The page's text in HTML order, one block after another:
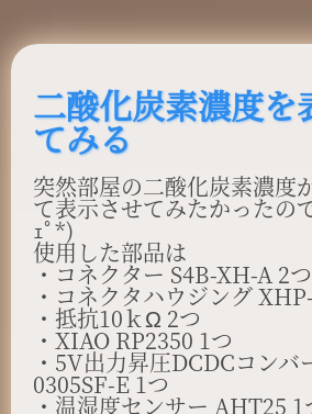
二酸化炭素濃度を
てみる
突然部屋の二酸化炭素濃度
て表示させてみたかったの
ｪﾟ*)
使用した部品は
・コネクター S4B-XH-A 2つ
・コネクタハウジング
・抵抗10ｋΩ 2つ
・XIAO RP2350 1つ
・5V出力昇圧DCDCコンバ
0305SF-E 1つ
・温湿度センサー AHT25 1